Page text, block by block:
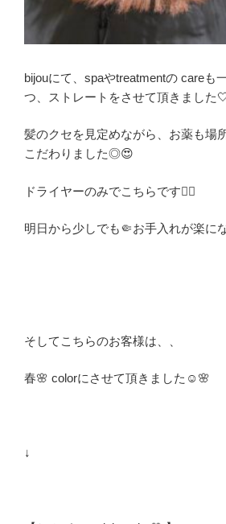
bijouにて、spaやtreatmentの careも
つ、ストレートをさせて頂きました
髪のクセを見定めながら、お薬も場
こだわりました◎😍
ドライヤーのみでこちらです💁‍♀️
明日から少しでも🤏お手入れが楽に
そしてこちらのお客様は、、
春🌸 colorにさせて頂きました☺️🌸
↓